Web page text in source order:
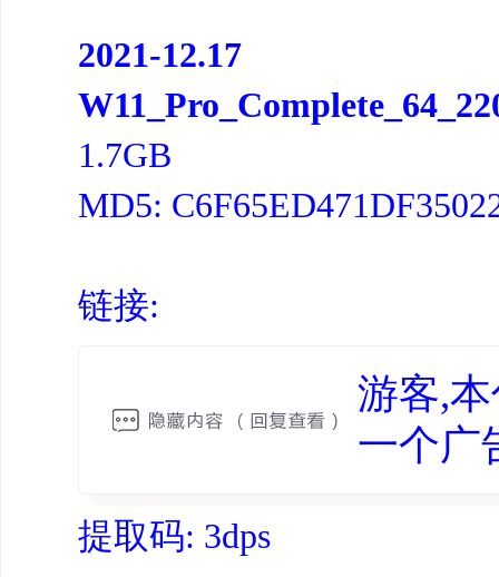
2021-12.17
1.7GB
MD5:
链接:
游客,
一个广
提取码: 3dps